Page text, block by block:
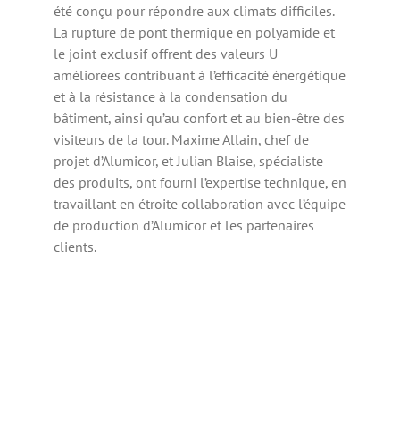
été conçu pour répondre aux climats difficiles.
La rupture de pont thermique en polyamide et
le joint exclusif offrent des valeurs U
améliorées contribuant à l’efficacité énergétique
et à la résistance à la condensation du
bâtiment, ainsi qu’au confort et au bien-être des
visiteurs de la tour. Maxime Allain, chef de
projet d’Alumicor, et Julian Blaise, spécialiste
des produits, ont fourni l’expertise technique, en
travaillant en étroite collaboration avec l’équipe
de production d’Alumicor et les partenaires
clients.